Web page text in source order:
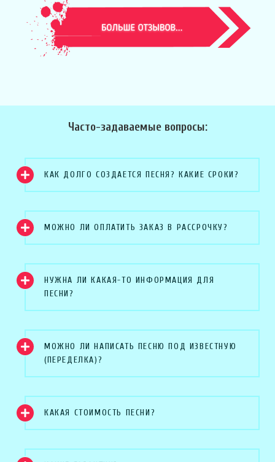
Часто-задаваемые вопросы:
КАК ДОЛГО СОЗДАЕТСЯ ПЕСНЯ? КАКИЕ СРОКИ?
МОЖНО ЛИ ОПЛАТИТЬ ЗАКАЗ В РАССРОЧКУ?
НУЖНА ЛИ КАКАЯ-ТО ИНФОРМАЦИЯ ДЛЯ
ПЕСНИ?
МОЖНО ЛИ НАПИСАТЬ ПЕСНЮ ПОД ИЗВЕСТНУЮ
(ПЕРЕДЕЛКА)?
КАКАЯ СТОИМОСТЬ ПЕСНИ?